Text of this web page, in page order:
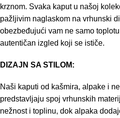
krznom. Svaka kaput u našoj
pažljivim naglaskom na vrhunski
obezbeđujući vam ne samo
autentičan izgled koji se ističe.
DIZAJN SA STILOM:
Naši kaputi od kašmira, alpake i
predstavljaju spoj vrhunskih
nežnost i toplinu, dok alpaka